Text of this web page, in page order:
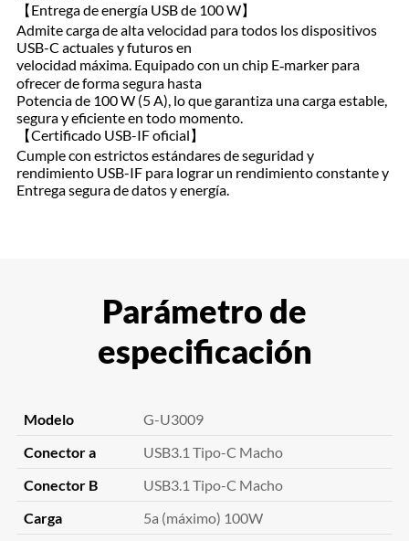
【Entrega de energía USB de 100 W】
Admite carga de alta velocidad para todos los dispositivos
USB-C actuales y futuros en
velocidad máxima. Equipado con un chip E‑marker para
ofrecer de forma segura hasta
Potencia de 100 W (5 A), lo que garantiza una carga estable,
segura y eficiente en todo momento.
【Certificado USB-IF oficial】
Cumple con estrictos estándares de seguridad y
rendimiento USB-IF para lograr un rendimiento constante y
Entrega segura de datos y energía.
Parámetro de
especificación
Modelo
G-U3009
Conector a
USB3.1 Tipo-C Macho
Conector B
USB3.1 Tipo-C Macho
Carga
5a (máximo) 100W